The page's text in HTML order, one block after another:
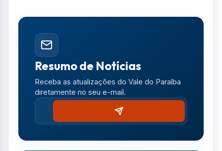
responsável por eventuais débitos até a
Além disso, o texto prevê a perda da posse
do animal em casos de descumprimento
reiterado das regras da guarda
compartilhada ou quando houver renúncia
por uma das partes, também sem direito a